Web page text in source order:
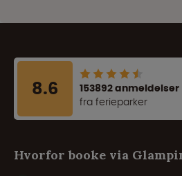
8.6
153892 anmeldelser
fra ferieparker
Hvorfor booke via